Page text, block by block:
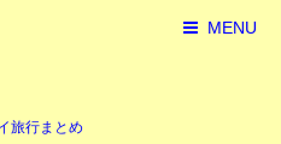
MENU
旅行まとめ